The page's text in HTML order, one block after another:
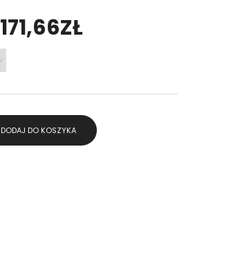
171,66ZŁ
DODAJ DO KOSZYKA